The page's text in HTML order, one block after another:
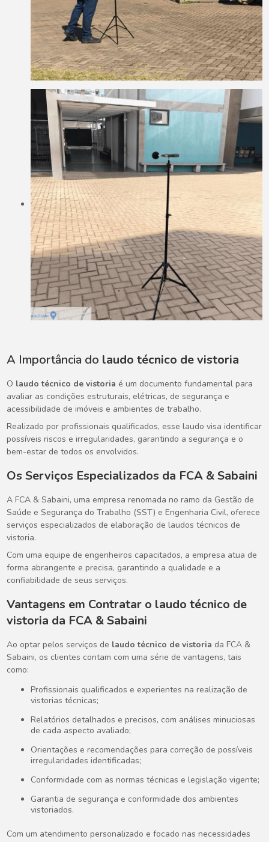
A Importância do laudo técnico de vistoria
O laudo técnico de vistoria é um documento fundamental para
avaliar as condições estruturais, elétricas, de segurança e
acessibilidade de imóveis e ambientes de trabalho.
Realizado por profissionais qualificados, esse laudo visa identificar
possíveis riscos e irregularidades, garantindo a segurança e o
bem-estar de todos os envolvidos.
Os Serviços Especializados da FCA & Sabaini
A FCA & Sabaini, uma empresa renomada no ramo da Gestão de
Saúde e Segurança do Trabalho (SST) e Engenharia Civil, oferece
serviços especializados de elaboração de laudos técnicos de
vistoria.
Com uma equipe de engenheiros capacitados, a empresa atua de
forma abrangente e precisa, garantindo a qualidade e a
confiabilidade de seus serviços.
Vantagens em Contratar o laudo técnico de
vistoria da FCA & Sabaini
Ao optar pelos serviços de laudo técnico de vistoria da FCA &
Sabaini, os clientes contam com uma série de vantagens, tais
como:
Profissionais qualificados e experientes na realização de
vistorias técnicas;
Relatórios detalhados e precisos, com análises minuciosas
de cada aspecto avaliado;
Orientações e recomendações para correção de possíveis
irregularidades identificadas;
Conformidade com as normas técnicas e legislação vigente;
Garantia de segurança e conformidade dos ambientes
vistoriados.
Com um atendimento personalizado e focado nas necessidades